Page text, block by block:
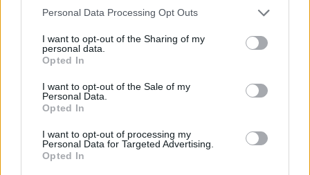
Personal Data Processing Opt Outs
I want to opt-out of the Sharing of my
personal data.
Opted In
I want to opt-out of the Sale of my
Personal Data.
Opted In
I want to opt-out of processing my
Personal Data for Targeted Advertising.
Opted In
07.08.2026 / 16:00